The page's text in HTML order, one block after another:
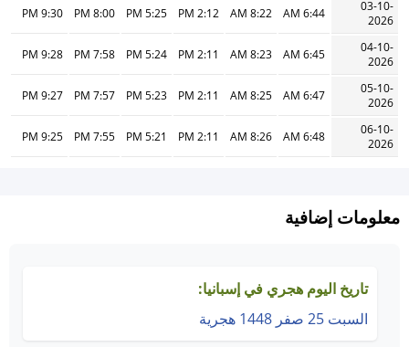
03-10-
2026
6:44 AM
8:22 AM
2:12 PM
5:25 PM
8:00 PM
9:30 PM
04-10-
2026
6:45 AM
8:23 AM
2:11 PM
5:24 PM
7:58 PM
9:28 PM
05-10-
2026
6:47 AM
8:25 AM
2:11 PM
5:23 PM
7:57 PM
9:27 PM
06-10-
2026
6:48 AM
8:26 AM
2:11 PM
5:21 PM
7:55 PM
9:25 PM
معلومات إضافية
تاريخ اليوم هجري في إسبانيا:
السبت 25 صفر 1448 هجرية